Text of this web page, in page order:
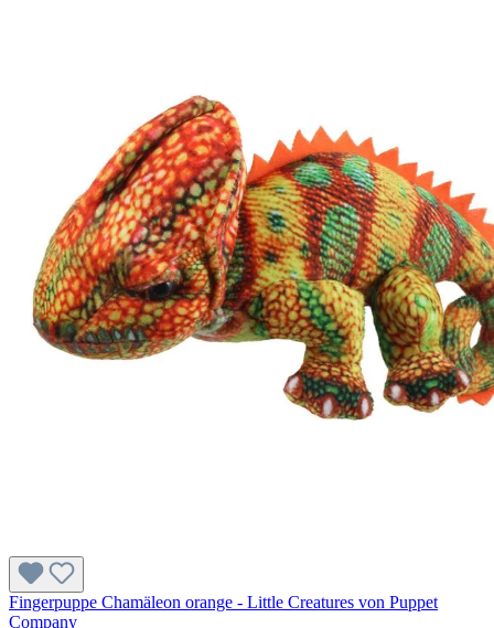
Fingerpuppe Chamäleon orange - Little Creatures von Puppet
Company